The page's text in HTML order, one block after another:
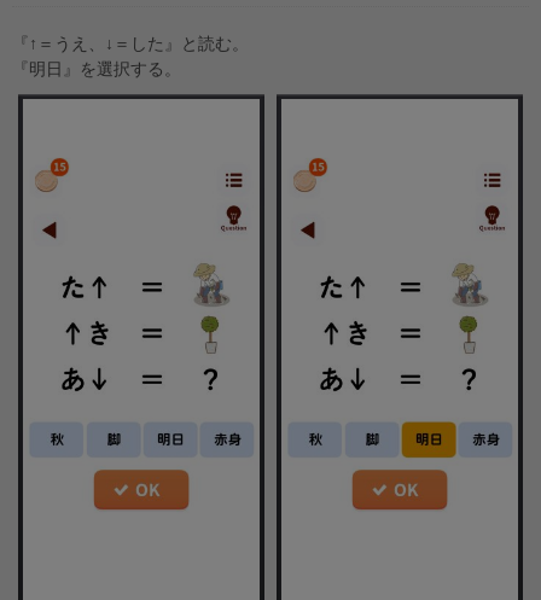
『↑＝うえ、↓＝した』と読む。
『明日』を選択する。